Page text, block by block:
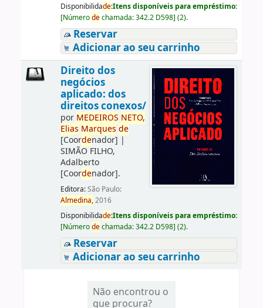
Disponibilidade:Itens disponíveis para empréstimo:
[Númerodechamada:342.2 D598] (2).
Reservar
Adicionar ao seu carrinho
Direito dos
negócios
aplicado: dos
direitos conexos/
por MEDEIROS NETO,
Elias Marques de
[Coordenador] |
SIMÃO FILHO,
Adalberto
[Coordenador].
Editora:São Paulo:
Almedina,2016
Disponibilidade:Itens disponíveis para empréstimo:
[Númerodechamada:342.2 D598] (2).
Reservar
Adicionar ao seu carrinho
Não encontrou o
que procura?